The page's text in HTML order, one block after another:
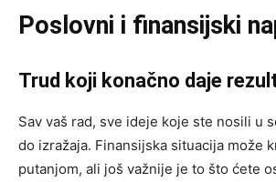
Poslovni i finansijski
Trud koji konačno daje
Sav vaš rad, sve ideje koje ste nosili u
do izražaja. Finansijska situacija može
putanjom, ali još važnije je to što ćete